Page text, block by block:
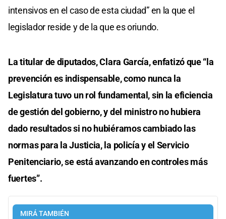
intensivos en el caso de esta ciudad” en la que el
legislador reside y de la que es oriundo.
La titular de diputados, Clara García, enfatizó que “la
prevención es indispensable, como nunca la
Legislatura tuvo un rol fundamental, sin la eficiencia
de gestión del gobierno, y del ministro no hubiera
dado resultados si no hubiéramos cambiado las
normas para la Justicia, la policía y el Servicio
Penitenciario, se está avanzando en controles más
fuertes”.
MIRÁ TAMBIÉN